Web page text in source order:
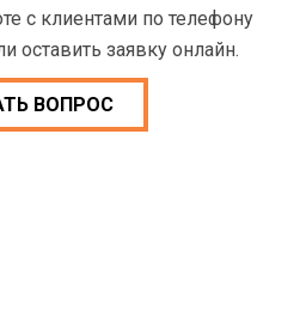
с клиентами по телефону
оставить заявку онлайн.
ВОПРОС